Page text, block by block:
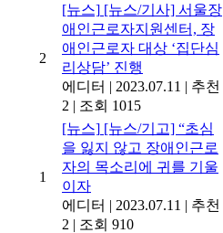
2
[뉴스] [뉴스/기사] 서울장
애인근로자지원센터, 장
애인근로자 대상 ‘집단심
리상담’ 진행
에디터 | 2023.07.11 | 추천
2 | 조회 1015
1
[뉴스] [뉴스/기고] “초심
을 잃지 않고 장애인근로
자의 목소리에 귀를 기울
이자
에디터 | 2023.07.11 | 추천
2 | 조회 910